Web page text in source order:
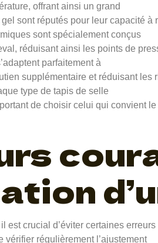
offrant ainsi un grand
sont réputés pour leur capacité
sont spécialement conçus
réduisant ainsi les points de
parfaitement à
supplémentaire et réduisant
type de tapis de selle
de choisir celui qui convient
est crucial d’éviter certaines
vérifier régulièrement l’ajustement